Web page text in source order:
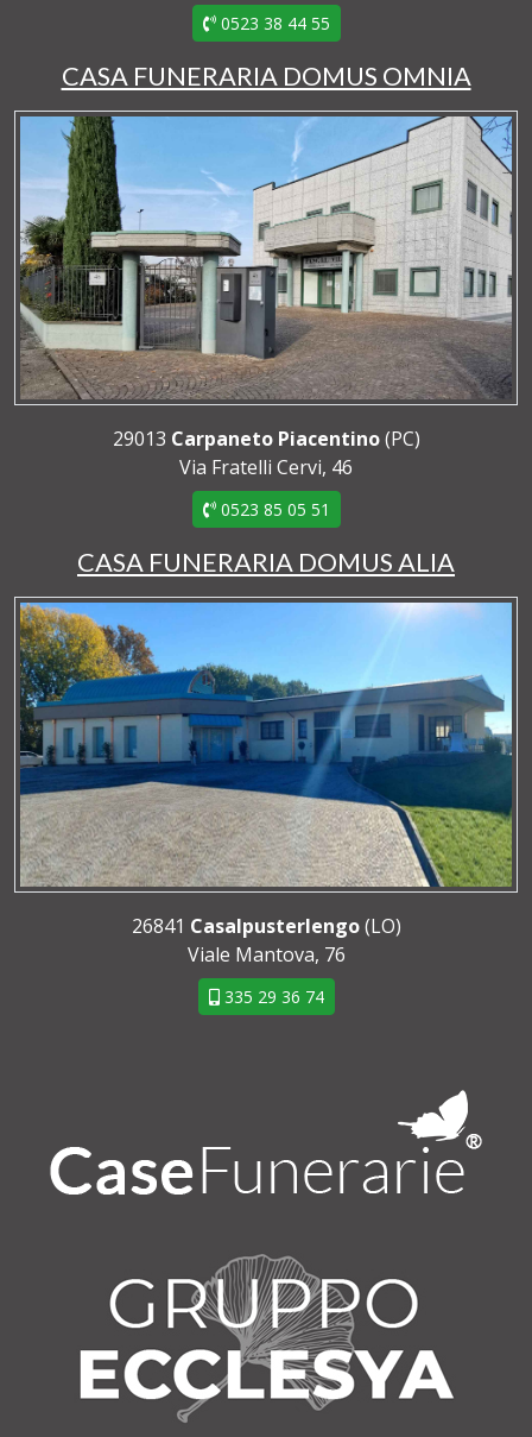
0523 38 44 55
CASA FUNERARIA DOMUS OMNIA
29013 Carpaneto Piacentino(PC)
Via Fratelli Cervi, 46
0523 85 05 51
CASA FUNERARIA DOMUS ALIA
26841 Casalpusterlengo(LO)
Viale Mantova, 76
335 29 36 74